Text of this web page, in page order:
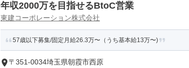
年収2000万を目指せるBtoC営業
東建コーポレーション株式会社
57歳以下募集/固定月給26.3万〜（うち基本給13万〜)
〒351-0034埼玉県朝霞市西原